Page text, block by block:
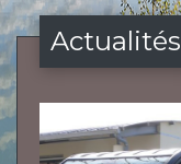
Actualités